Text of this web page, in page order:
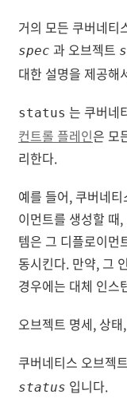
거의 모든 쿠버네티
spec 과 오브젝트
대한 설명을 제공해
status 는 쿠버네
컨트롤 플레인은 모
리한다.
예를 들어, 쿠버네
이먼트를 생성할 때
템은 그 디플로이먼
동시킨다. 만약, 그
경우에는 대체 인
오브젝트 명세, 상
쿠버네티스 오브젝
status 입니다.